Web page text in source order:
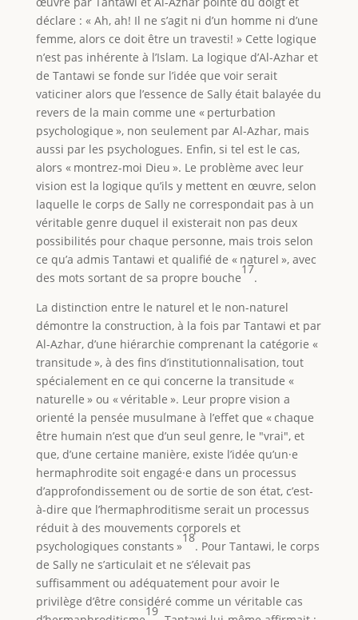
déclare : « Ah, ah! Il ne s’agit ni d’un homme ni d’une
femme, alors ce doit être un travesti! » Cette logique
n’est pas inhérente à l’Islam. La logique d’Al-Azhar et
de Tantawi se fonde sur l’idée que voir serait
vaticiner alors que l’essence de Sally était balayée du
revers de la main comme une « perturbation
psychologique », non seulement par Al-Azhar, mais
aussi par les psychologues. Enfin, si tel est le cas,
alors « montrez-moi Dieu ». Le problème avec leur
vision est la logique qu’ils y mettent en œuvre, selon
laquelle le corps de Sally ne correspondait pas à un
véritable genre duquel il existerait non pas deux
possibilités pour chaque personne, mais trois selon
ce qu’a admis Tantawi et qualifié de « naturel », avec
des mots sortant de sa propre bouche
17
.
La distinction entre le naturel et le non-naturel
démontre la construction, à la fois par Tantawi et par
Al-Azhar, d’une hiérarchie comprenant la catégorie «
transitude », à des fins d’institutionnalisation, tout
spécialement en ce qui concerne la transitude «
naturelle » ou « véritable ». Leur propre vision a
orienté la pensée musulmane à l’effet que « chaque
être humain n’est que d’un seul genre, le "vrai", et
que, d’une certaine manière, existe l’idée qu’un·e
hermaphrodite soit engagé·e dans un processus
d’approfondissement ou de sortie de son état, c’est-
à-dire que l’hermaphroditisme serait un processus
réduit à des mouvements corporels et
psychologiques constants »
18
. Pour Tantawi, le corps
de Sally ne s’articulait et ne s’élevait pas
suffisamment ou adéquatement pour avoir le
privilège d’être considéré comme un véritable cas
19